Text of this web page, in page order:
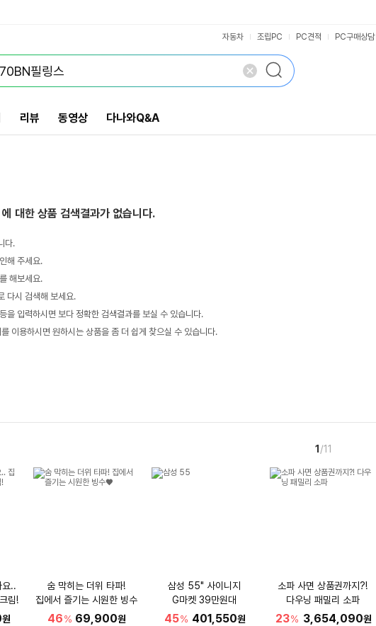
자동차 조립PC PC견적 PC구매상담
리뷰 동영상 다나와Q&A
에 대한 상품 검색결과가 없습니다.
다.
해 주세요.
해보세요.
다시 검색해 보세요.
을 입력하시면 보다 정확한 검색결과를 보실 수 있습니다.
이용하시면 원하시는 상품을 좀 더 쉽게 찾으실 수 있습니다.
1 /11
요..
림!
원
숨 막히는 더위 타파!
집에서 즐기는 시원한 빙수
♥
46% 69,900원
삼성 55" 사이니지
G마켓 39만원대
45% 401,550원
소파 사면 상품권까지?!
다우닝 패밀리 소파
23% 3,654,090원